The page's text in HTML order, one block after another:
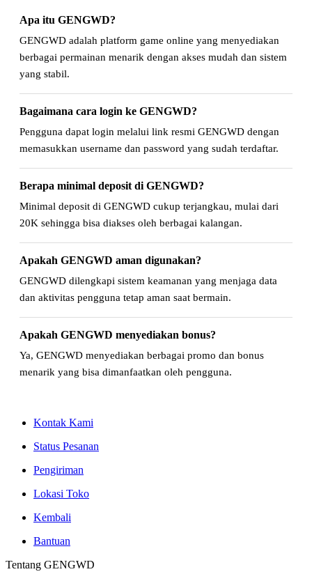
Apa itu GENGWD?
GENGWD adalah platform game online yang menyediakan
berbagai permainan menarik dengan akses mudah dan sistem
yang stabil.
Bagaimana cara login ke GENGWD?
Pengguna dapat login melalui link resmi GENGWD dengan
memasukkan username dan password yang sudah terdaftar.
Berapa minimal deposit di GENGWD?
Minimal deposit di GENGWD cukup terjangkau, mulai dari
20K sehingga bisa diakses oleh berbagai kalangan.
Apakah GENGWD aman digunakan?
GENGWD dilengkapi sistem keamanan yang menjaga data
dan aktivitas pengguna tetap aman saat bermain.
Apakah GENGWD menyediakan bonus?
Ya, GENGWD menyediakan berbagai promo dan bonus
menarik yang bisa dimanfaatkan oleh pengguna.
Kontak Kami
Status Pesanan
Pengiriman
Lokasi Toko
Kembali
Bantuan
Tentang GENGWD